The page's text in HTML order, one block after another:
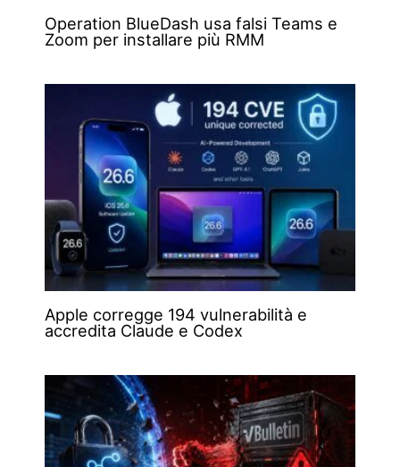
Operation BlueDash usa falsi Teams e
Zoom per installare più RMM
Apple corregge 194 vulnerabilità e
accredita Claude e Codex